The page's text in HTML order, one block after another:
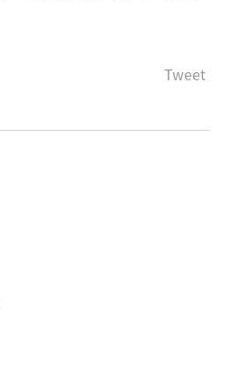
Tweet